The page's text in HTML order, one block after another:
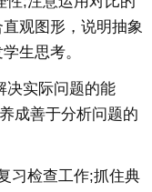
观图形，说明抽象
生思考。
决实际问题的能
成善于分析问题的
习检查工作;抓住典